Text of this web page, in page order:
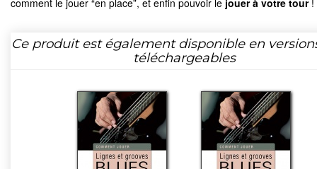
Ce produit est également disponible en
téléchargeables